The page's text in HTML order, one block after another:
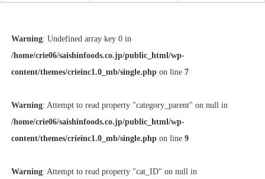
Warning: Undefined array key 0 in
/home/crie06/saishinfoods.co.jp/public_html/wp-
content/themes/crieinc1.0_mb/single.phpon line 7
Warning: Attempt to read property "category_parent" on null in
/home/crie06/saishinfoods.co.jp/public_html/wp-
content/themes/crieinc1.0_mb/single.phpon line 9
Warning: Attempt to read property "cat_ID" on null in